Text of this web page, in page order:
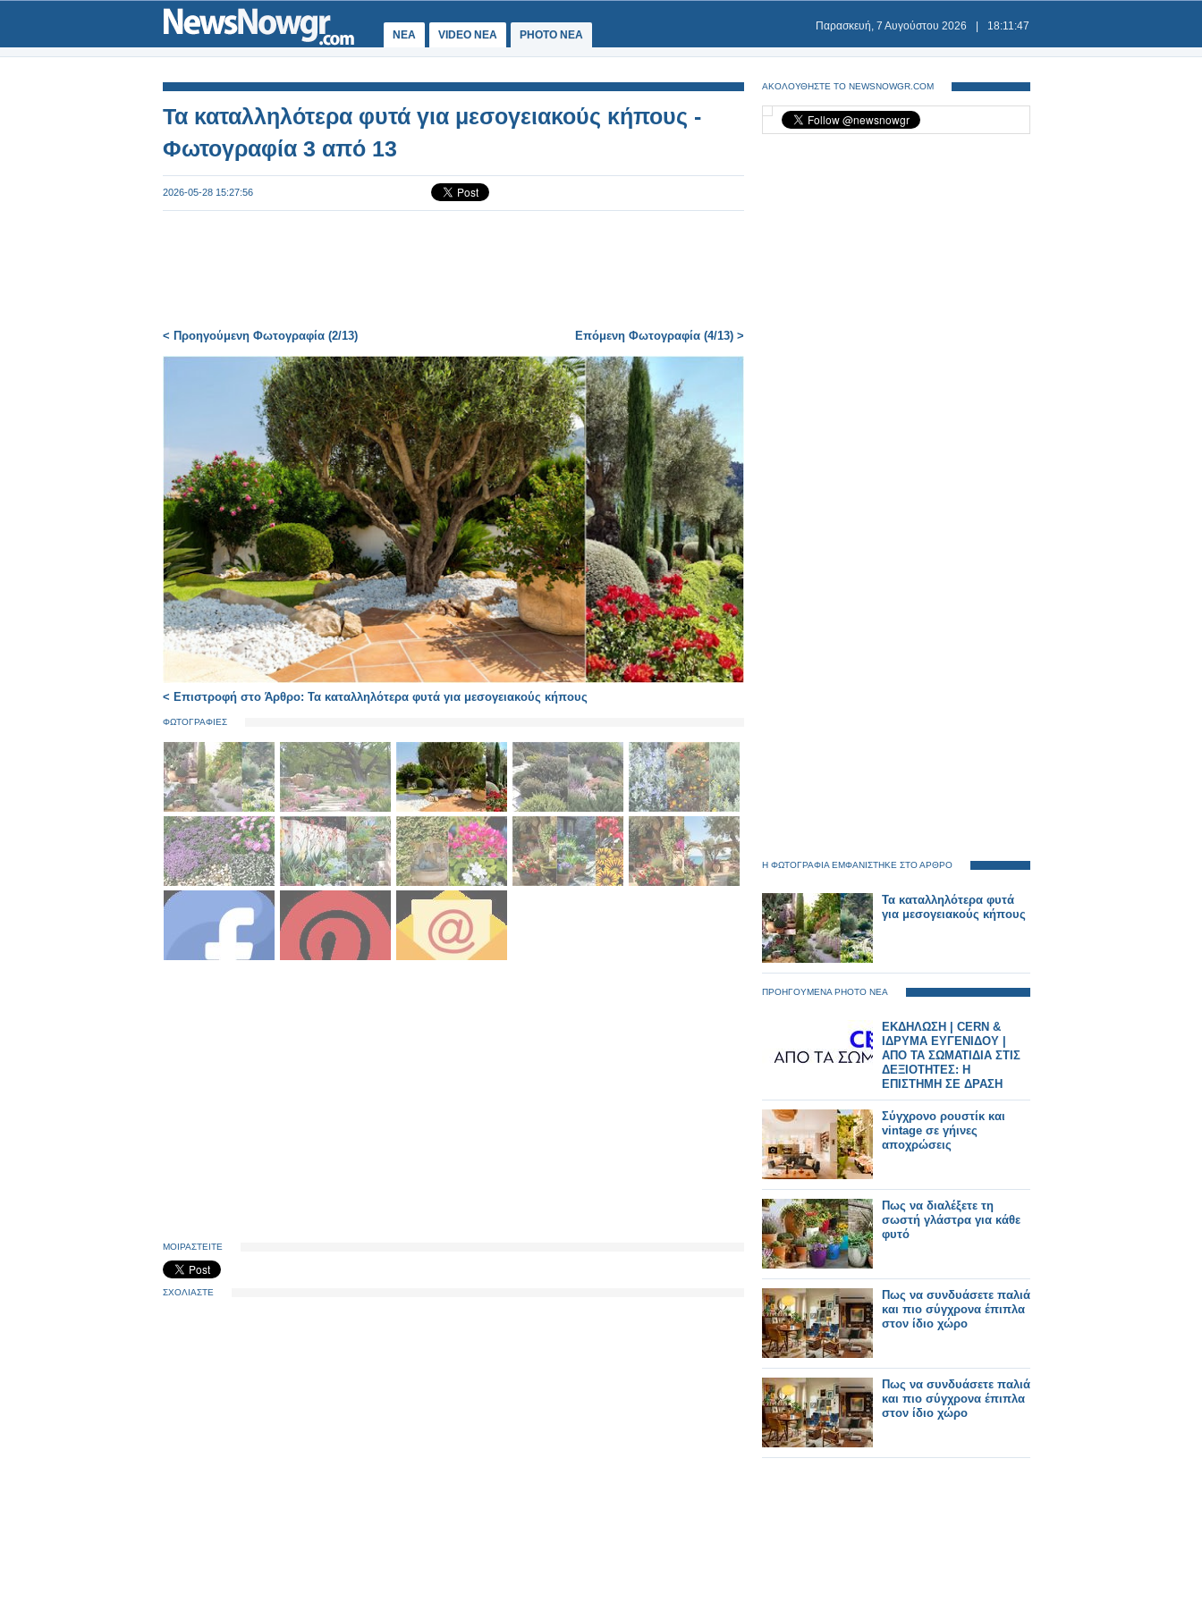
ΝΕΑ VIDEO NEA PHOTO NEA
Παρασκευή, 7 Αυγούστου 2026 18:11:47
Τα καταλληλότερα φυτά για μεσογειακούς κήπους -
Φωτογραφία 3 από 13
2026-05-28 15:27:56
< Προηγούμενη Φωτογραφία (2/13) Επόμενη Φωτογραφία (4/13) >
< Επιστροφή στο Άρθρο: Τα καταλληλότερα φυτά για μεσογειακούς κήπους
ΦΩΤΟΓΡΑΦΙΕΣ
ΜΟΙΡΑΣΤΕΙΤΕ
ΣΧΟΛΙΑΣΤΕ
ΑΚΟΛΟΥΘΗΣΤΕ ΤΟ NEWSNOWGR.COM
Η ΦΩΤΟΓΡΑΦΙΑ ΕΜΦΑΝΙΣΤΗΚΕ ΣΤΟ ΑΡΘΡΟ
Τα καταλληλότερα φυτά
για μεσογειακούς κήπους
ΠΡΟΗΓΟΥΜΕΝΑ PHOTO ΝΕΑ
ΕΚΔΗΛΩΣΗ | CERN &
ΙΔΡΥΜΑ ΕΥΓΕΝΙΔΟΥ |
ΑΠΟ ΤΑ ΣΩΜΑΤΙΔΙΑ ΣΤΙΣ
ΔΕΞΙΟΤΗΤΕΣ: Η
ΕΠΙΣΤΗΜΗ ΣΕ ΔΡΑΣΗ
Σύγχρονο ρουστίκ και
vintage σε γήινες
αποχρώσεις
Πως να διαλέξετε τη
σωστή γλάστρα για κάθε
φυτό
Πως να συνδυάσετε παλιά
και πιο σύγχρονα έπιπλα
στον ίδιο χώρο
Πως να συνδυάσετε παλιά
και πιο σύγχρονα έπιπλα
στον ίδιο χώρο